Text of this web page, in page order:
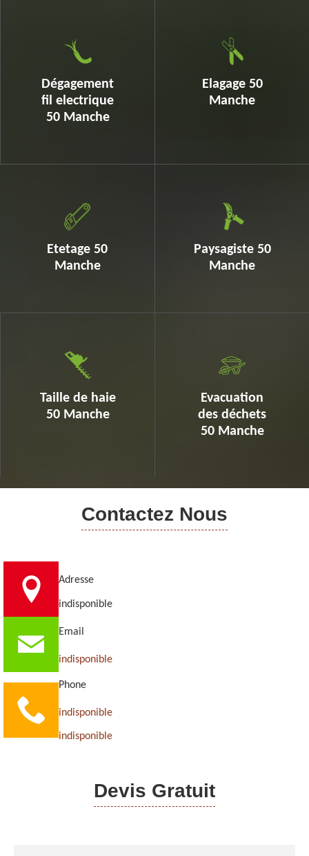
Dégagement
fil electrique
50 Manche
Elagage 50
Manche
Etetage 50
Manche
Paysagiste 50
Manche
Taille de haie
50 Manche
Evacuation
des déchets
50 Manche
Contactez Nous
Adresse
indisponible
Email
indisponible
Phone
indisponible
indisponible
Devis Gratuit